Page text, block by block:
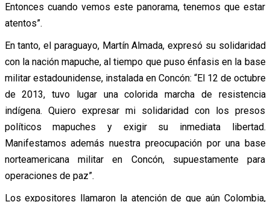
Entonces cuando vemos este panorama, tenemos que estar
atentos”.
En tanto, el paraguayo, Martín Almada, expresó su solidaridad
con la nación mapuche, al tiempo que puso énfasis en la base
militar estadounidense, instalada en Concón: “El 12 de octubre
de 2013, tuvo lugar una colorida marcha de resistencia
indígena. Quiero expresar mi solidaridad con los presos
políticos mapuches y exigir su inmediata libertad.
Manifestamos además nuestra preocupación por una base
norteamericana militar en Concón, supuestamente para
operaciones de paz”.
Los expositores llamaron la atención de que aún Colombia,